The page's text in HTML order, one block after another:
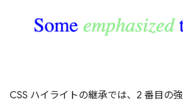
CSS ハイライトの継承では、2 番目の